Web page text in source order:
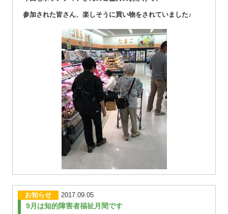
参加された皆さん、楽しそうに買い物をされていました♪
お知らせ 2017.09.05
9月は知的障害者福祉月間です